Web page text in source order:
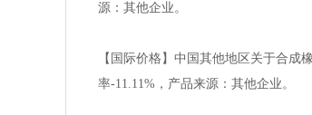
源：其他企业。
【国际价格】中国其他地区关于合成
率-11.11%，产品来源：其他企业。